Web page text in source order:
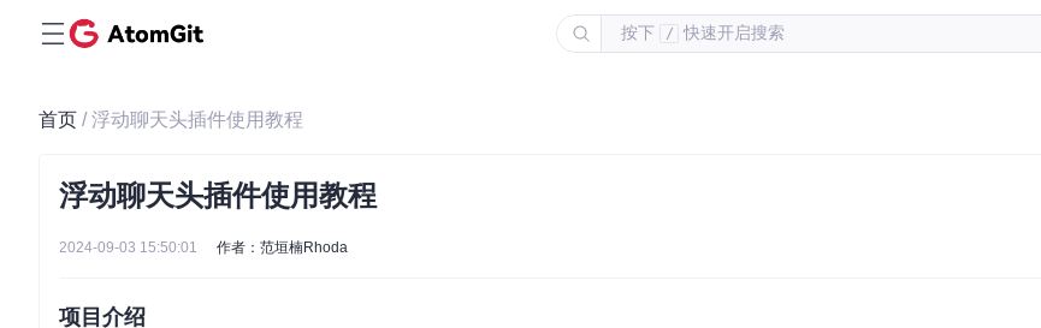
按下 / 快速开启搜索
首页 / 浮动聊天头插件使用教程
浮动聊天头插件使用教程
2024-09-03 15:50:01 作者：范垣楠Rhoda
项目介绍